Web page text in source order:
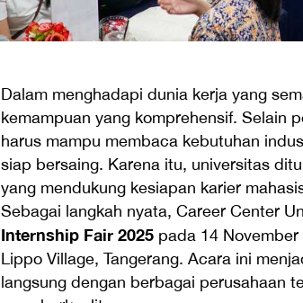
Dalam menghadapi dunia kerja yang
kemampuan yang komprehensif. Selain
harus mampu membaca kebutuhan
siap bersaing. Karena itu, universitas
yang mendukung kesiapan karier
Sebagai langkah nyata, Career Center
Internship Fair 2025 pada 14
Lippo Village, Tangerang. Acara ini
langsung dengan berbagai perusahaan